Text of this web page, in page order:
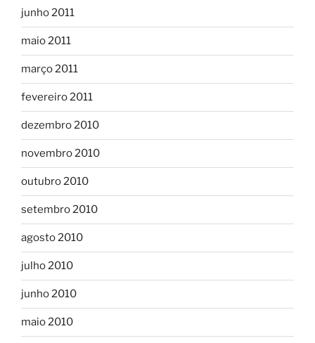
junho 2011
maio 2011
março 2011
fevereiro 2011
dezembro 2010
novembro 2010
outubro 2010
setembro 2010
agosto 2010
julho 2010
junho 2010
maio 2010